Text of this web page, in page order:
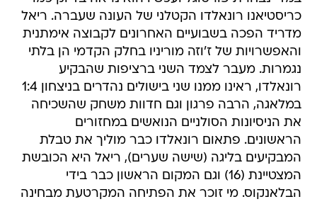
כריסטיאנו רונאלדו הקטלני של העונה שעברה. ריאל
מדריד הפכה בשבועיים האחרונים לקבוצה אימתנית
והאפשרויות של ז'וזה מוריניו בחלק הקדמי הן בלתי
נגמרות. מעבר לצמד השני ברציפות שהבקיע
רונאלדו, ראינו ממנו שני בישולים נהדרים בניצחון 1:4
במלאגה, הרבה פרגון וגם חדוות משחק שהשכיחה
את הניסיונות הסולניים הנואשים במחזורים
הראשונים. פתאום רונאלדו כבר מוליך את טבלת
המבקיעים בליגה (שישה שערים), ריאל היא הכובשת
המצטיינת (16) וגם המקום הראשון כבר בידי
הבלאנקוס. מי זוכר את הפתיחה המקרטעת מבחינה